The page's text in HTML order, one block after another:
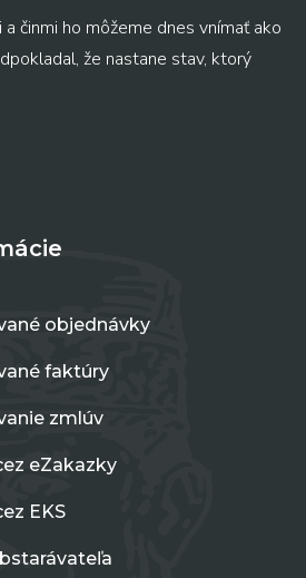
činmi ho môžeme dnes vnímať ako
že nastane stav, ktorý
objednávky
faktúry
zmlúv
eZakazky
EKS